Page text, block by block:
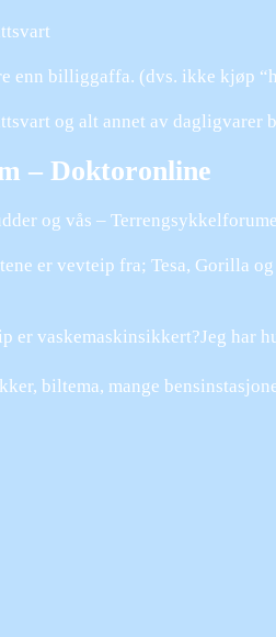
enn billiggaffa. (dvs. ikke kjøp
og alt annet av dagligvarer
– Doktoronline
og vås –
er vevteip fra; Tesa, Gorilla
er vaskemaskinsikkert?Jeg
biltema, mange